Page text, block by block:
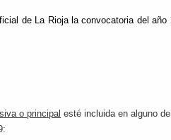
de La Rioja la convocatoria del año
o principal esté incluida en alguno